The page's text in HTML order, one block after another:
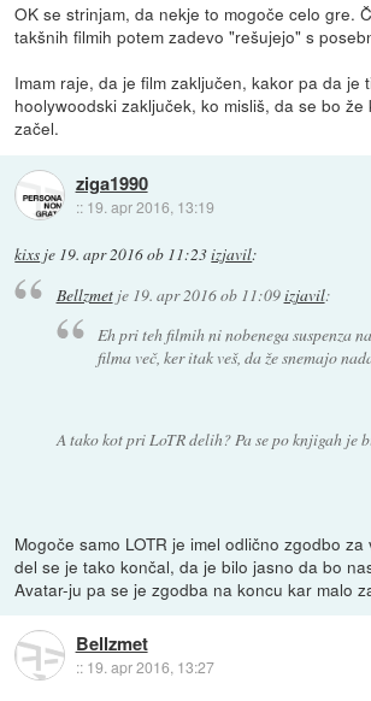
OK se strinjam, da nekje to mogoče celo gre.
takšnih filmih potem zadevo "rešujejo" s
Imam raje, da je film zaključen, kakor pa da je
hoolywoodski zaključek, ko misliš, da se bo že
začel.
ziga1990
:: 19. apr 2016, 13:19
kixs je 19. apr 2016 ob 11:23izjavil:
Bellzmetje 19. apr 2016 ob 11:09izjavil:
Eh pri teh filmih ni nobenega suspenza
filma več, ker itak veš, da že snemajo
A tako kot pri LoTR delih? Pa se po knjigah je
Mogoče samo LOTR je imel odlično zgodbo
del se je tako končal, da je bilo jasno da bo
Avatar-ju pa se je zgodba na koncu kar malo
Bellzmet
:: 19. apr 2016, 13:27